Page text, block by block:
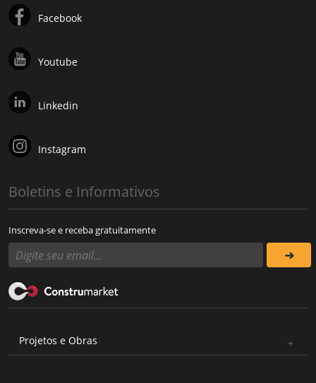
Facebook
Youtube
Linkedin
Instagram
Boletins e Informativos
Inscreva-se e receba gratuitamente
Projetos e Obras